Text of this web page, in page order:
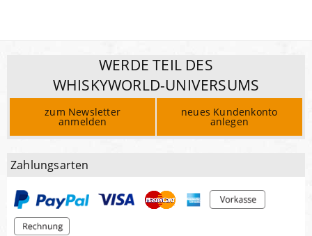
WERDE TEIL DES
WHISKYWORLD-UNIVERSUMS
zum Newsletter
anmelden
neues Kundenkonto
anlegen
Zahlungsarten